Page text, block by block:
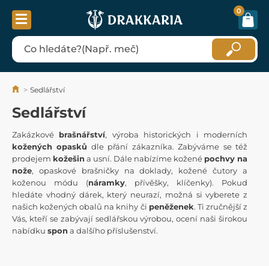
0
Sedlářství
Sedlářství
Zakázkové brašnářství, výroba historických i moderních
kožených opasků dle přání zákazníka. Zabýváme se též
prodejem kožešin a usní. Dále nabízíme kožené pochvy na
nože, opaskové brašničky na doklady, kožené čutory a
koženou módu (náramky, přívěšky, klíčenky). Pokud
hledáte vhodný dárek, který neurazí, možná si vyberete z
našich kožených obalů na knihy či peněženek. Ti zručnější z
Vás, kteří se zabývají sedlářskou výrobou, ocení naši širokou
nabídku spon a dalšího příslušenství.